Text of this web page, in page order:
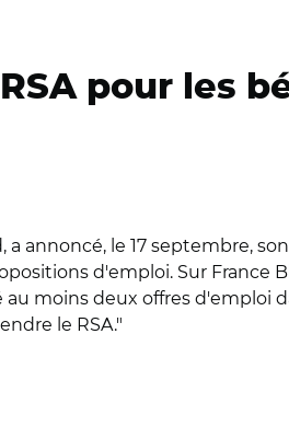
pour les
annoncé, le 17 septembre,
d'emploi. Sur France
moins deux offres d'emploi
le RSA."